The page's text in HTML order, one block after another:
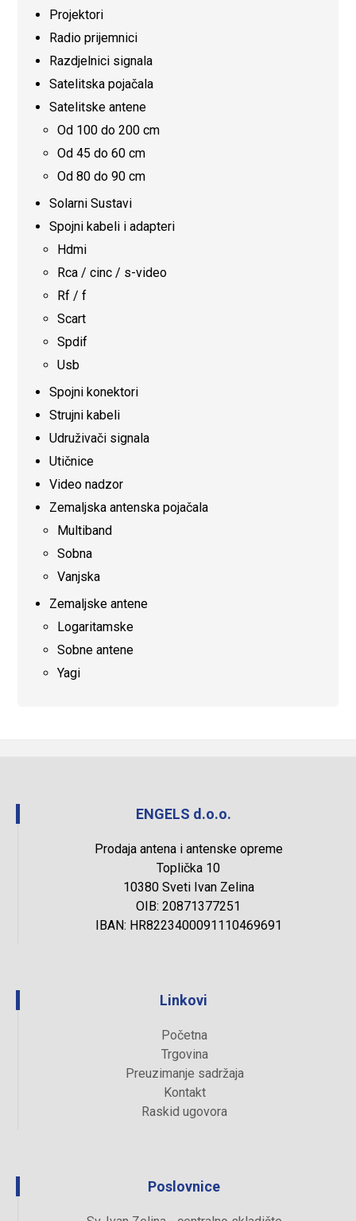
Projektori
Radio prijemnici
Razdjelnici signala
Satelitska pojačala
Satelitske antene
Od 100 do 200 cm
Od 45 do 60 cm
Od 80 do 90 cm
Solarni Sustavi
Spojni kabeli i adapteri
Hdmi
Rca / cinc / s-video
Rf / f
Scart
Spdif
Usb
Spojni konektori
Strujni kabeli
Udruživači signala
Utičnice
Video nadzor
Zemaljska antenska pojačala
Multiband
Sobna
Vanjska
Zemaljske antene
Logaritamske
Sobne antene
Yagi
ENGELS d.o.o.
Prodaja antena i antenske opreme
Toplička 10
10380 Sveti Ivan Zelina
OIB: 20871377251
IBAN: HR8223400091110469691
Linkovi
Početna
Trgovina
Preuzimanje sadržaja
Kontakt
Raskid ugovora
Poslovnice